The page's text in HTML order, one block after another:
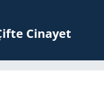
Ci­na­yet